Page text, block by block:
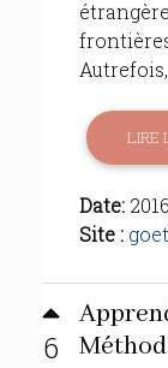
Autrefois,...
LIRE
Date:
Site :
6